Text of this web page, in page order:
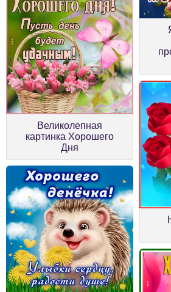
Великолепная
картинка Хорошего
Дня